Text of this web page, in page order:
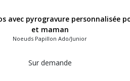
avec pyrogravure personnalisée
et maman
Noeuds Papillon Ado/Junior
Sur demande